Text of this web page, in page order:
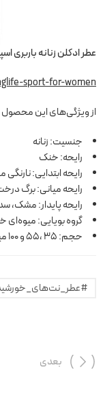
عطر ادکلن زنانه باربری
sport-for-women/
از ویژگی‌های این محصول
جنسیت: زنانه
رایحه: خنک
رایحه ابتدایی: نارنگی
رایحه میانی: برگ درخت
رایحه پایدار: مشک،
گروه بویایی: میوه‌ای
حجم: 35 ،55 و 100 میلی‌متر
بعدی